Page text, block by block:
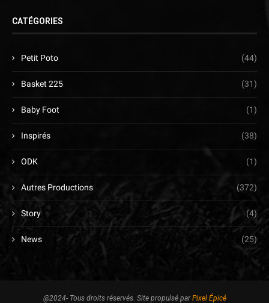
CATÉGORIES
Petit Poto (44)
Basket 225 (31)
Baby Foot (1)
Inspirés (38)
ODK (1)
Autres Productions (372)
Story (4)
News (25)
@2024- Tous droits réservés. Site propulsé par Pixel Épicé